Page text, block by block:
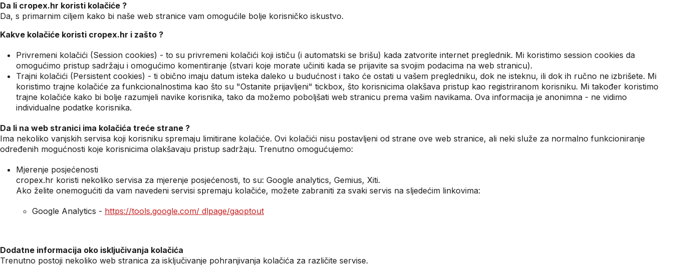
Da li cropex.hr koristi kolačiće ?
Da, s primarnim ciljem kako bi naše web stranice vam omogućile bolje korisničko iskustvo.
Kakve kolačiće koristi cropex.hr i zašto ?
Privremeni kolačići (Session cookies) - to su privremeni kolačići koji ističu (i automatski se brišu) kada zatvorite internet preglednik. Mi koristimo session cookies da
omogućimo pristup sadržaju i omogućimo komentiranje (stvari koje morate učiniti kada se prijavite sa svojim podacima na web stranicu).
Trajni kolačići (Persistent cookies) - ti obično imaju datum isteka daleko u budućnost i tako će ostati u vašem pregledniku, dok ne isteknu, ili dok ih ručno ne izbrišete. Mi
koristimo trajne kolačiće za funkcionalnostima kao što su "Ostanite prijavljeni" tickbox, što korisnicima olakšava pristup kao registriranom korisniku. Mi također koristimo
trajne kolačiće kako bi bolje razumjeli navike korisnika, tako da možemo poboljšati web stranicu prema vašim navikama. Ova informacija je anonimna - ne vidimo
individualne podatke korisnika.
Da li na web stranici ima kolačića treće strane ?
Ima nekoliko vanjskih servisa koji korisniku spremaju limitirane kolačiće. Ovi kolačići nisu postavljeni od strane ove web stranice, ali neki služe za normalno funkcioniranje
određenih mogućnosti koje korisnicima olakšavaju pristup sadržaju. Trenutno omogućujemo:
Mjerenje posjećenosti
cropex.hr koristi nekoliko servisa za mjerenje posjećenosti, to su: Google analytics, Gemius, Xiti.
Ako želite onemogućiti da vam navedeni servisi spremaju kolačiće, možete zabraniti za svaki servis na sljedećim linkovima:
Google Analytics - https://tools.google.com/ dlpage/gaoptout
Dodatne informacija oko isključivanja kolačića
Trenutno postoji nekoliko web stranica za isključivanje pohranjivanja kolačića za različite servise.